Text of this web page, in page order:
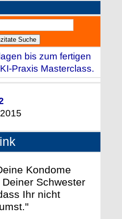
bis zum fertigen
Praxis Masterclass.
Kondome
Schwester
Ihr nicht